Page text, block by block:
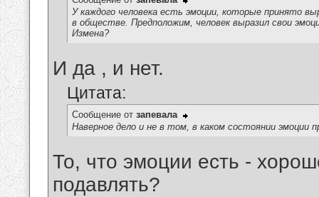
У каждого человека есть эмоции, которые принято
в обществе. Предположим, человек выразил свои
Измена?
И да , и нет.
Цитата:
Сообщение от запевала
Наверное дело и не в том, в каком состоянии
То, что эмоции есть -
подавлять?